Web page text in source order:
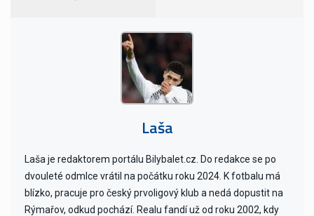
Laša
Laša je redaktorem portálu Bilybalet.cz. Do redakce se po
dvouleté odmlce vrátil na počátku roku 2024. K fotbalu má
blízko, pracuje pro český prvoligový klub a nedá dopustit na
Rýmařov, odkud pochází. Realu fandí už od roku 2002, kdy